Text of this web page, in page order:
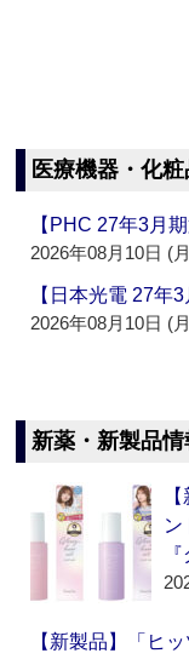
医療機器・化粧
【PHC 27年3月
2026年08月10日 (
【日本光電 27年
2026年08月10日 (
新薬・新製品情
ン
【新製品】「ヒ